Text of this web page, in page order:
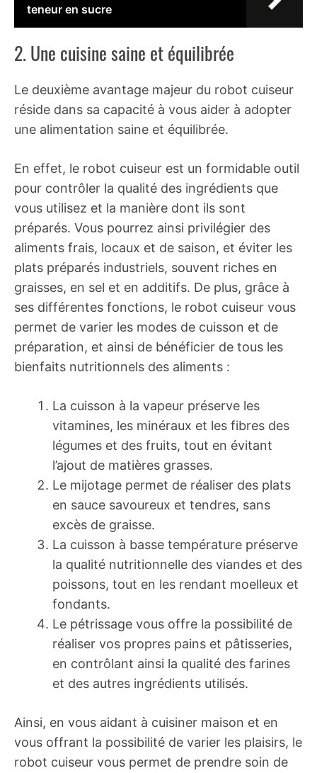
teneur en sucre
2. Une cuisine saine et équilibrée
Le deuxième avantage majeur du robot cuiseur
réside dans sa capacité à vous aider à adopter
une alimentation saine et équilibrée.
En effet, le robot cuiseur est un formidable outil
pour contrôler la qualité des ingrédients que
vous utilisez et la manière dont ils sont
préparés. Vous pourrez ainsi privilégier des
aliments frais, locaux et de saison, et éviter les
plats préparés industriels, souvent riches en
graisses, en sel et en additifs. De plus, grâce à
ses différentes fonctions, le robot cuiseur vous
permet de varier les modes de cuisson et de
préparation, et ainsi de bénéficier de tous les
bienfaits nutritionnels des aliments :
La cuisson à la vapeur préserve les
vitamines, les minéraux et les fibres des
légumes et des fruits, tout en évitant
l’ajout de matières grasses.
Le mijotage permet de réaliser des plats
en sauce savoureux et tendres, sans
excès de graisse.
La cuisson à basse température préserve
la qualité nutritionnelle des viandes et des
poissons, tout en les rendant moelleux et
fondants.
Le pétrissage vous offre la possibilité de
réaliser vos propres pains et pâtisseries,
en contrôlant ainsi la qualité des farines
et des autres ingrédients utilisés.
Ainsi, en vous aidant à cuisiner maison et en
vous offrant la possibilité de varier les plaisirs, le
robot cuiseur vous permet de prendre soin de